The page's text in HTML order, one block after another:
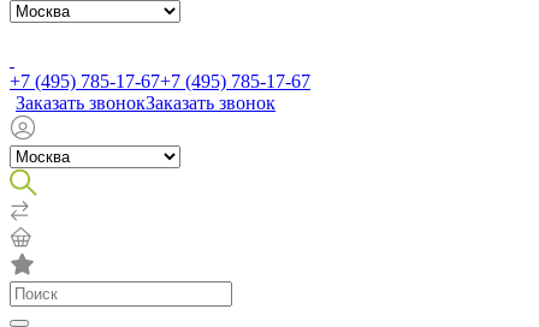
+7 (495) 785-17-67+7 (495) 785-17-67
Заказать звонокЗаказать звонок